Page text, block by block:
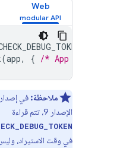
Web
(app, { /* App Check
ملاحظة:
الإصدار 9، تتم قراءة
في وقت الاستيراد،